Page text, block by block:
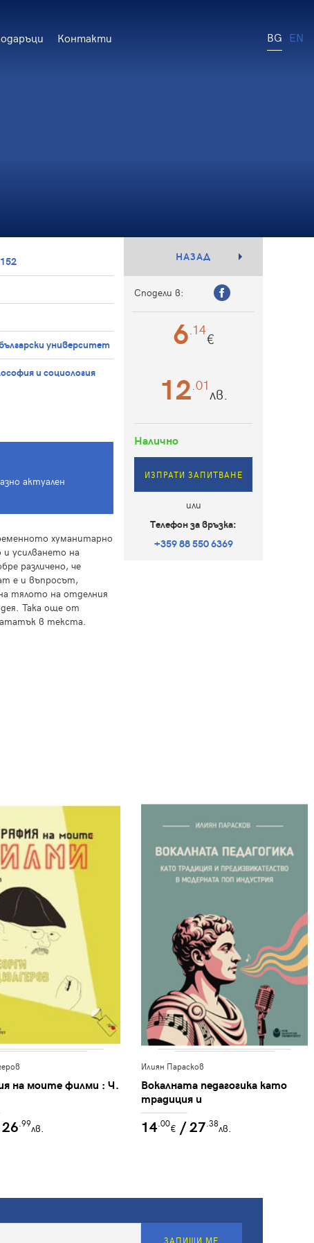
Контакти BG EN
152
университет
и социология
актуален
хуманитарно
усилването на
различено, че
е и въпросът,
тялото на отделния
Така още от
в текста.
НАЗАД
Сподели в:
6 .14€
12 .01лв.
Налично
ИЗПРАТИ ЗАПИТВАНЕ
или
Телефон за връзка:
+359 88 550 6369
на моите филми : Ч.
.99лв.
Илиян Парасков
Вокалната педагогика като
традиция и
предизвикателство в
модерната поп индустрия
14.00€ / 27.38лв.
ЗАПИШИ МЕ